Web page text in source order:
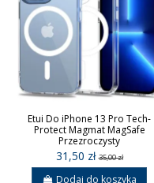
Etui Do iPhone 13 Pro Tech-
Protect Magmat MagSafe
Przezroczysty
31,50 zł35,00 zł
Dodaj do koszyka